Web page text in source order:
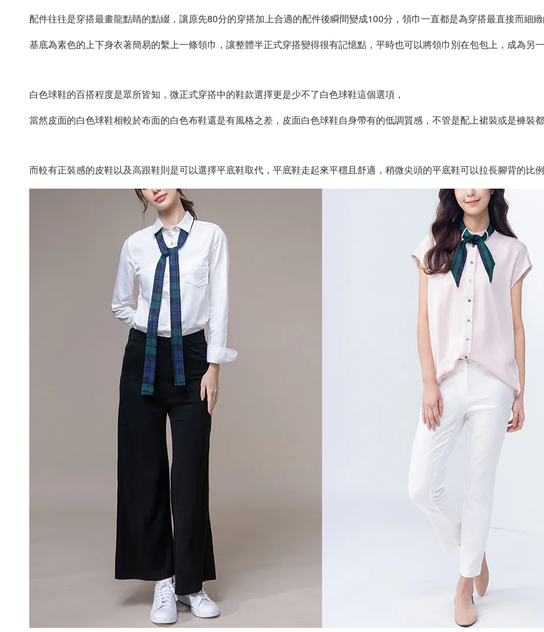
配件往往是穿搭最畫龍點睛的點綴，讓原先80分的穿搭加上合適的配件後瞬間變成100分，領巾一直都是為穿搭最直接而細緻
基底為素色的上下身衣著簡易的繫上一條領巾，讓整體半正式穿搭變得很有記憶點，平時也可以將領巾別在包包上，成為另一
白色球鞋的百搭程度是眾所皆知，微正式穿搭中的鞋款選擇更是少不了白色球鞋這個選項，
當然皮面的白色球鞋相較於布面的白色布鞋還是有風格之差，皮面白色球鞋自身帶有的低調質感，不管是配上裙裝或是褲裝都
而較有正裝感的皮鞋以及高跟鞋則是可以選擇平底鞋取代，平底鞋走起來平穩且舒適，稍微尖頭的平底鞋可以拉長腳背的比